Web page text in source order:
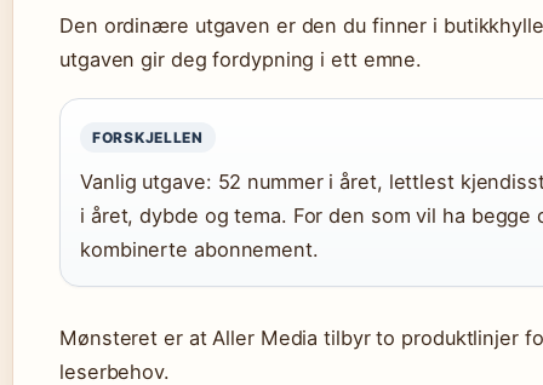
Den ordinære utgaven er den du finner i
utgaven gir deg fordypning i ett emne.
FORSKJELLEN
Vanlig utgave: 52 nummer i året, lettlest
i året, dybde og tema. For den som vil ha begge
kombinerte abonnement.
Mønsteret er at Aller Media tilbyr to produktlinjer
leserbehov.